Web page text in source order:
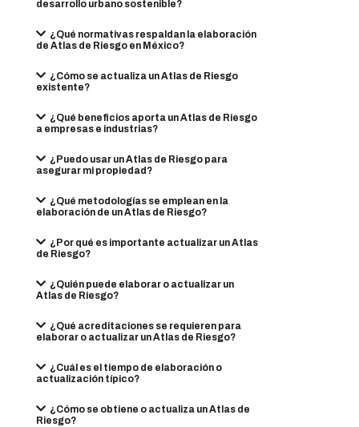
desarrollo urbano sostenible?
¿Qué normativas respaldan la elaboración
de Atlas de Riesgo en México?
¿Cómo se actualiza un Atlas de Riesgo
existente?
¿Qué beneficios aporta un Atlas de Riesgo
a empresas e industrias?
¿Puedo usar un Atlas de Riesgo para
asegurar mi propiedad?
¿Qué metodologías se emplean en la
elaboración de un Atlas de Riesgo?
¿Por qué es importante actualizar un Atlas
de Riesgo?
¿Quién puede elaborar o actualizar un
Atlas de Riesgo?
¿Qué acreditaciones se requieren para
elaborar o actualizar un Atlas de Riesgo?
¿Cuál es el tiempo de elaboración o
actualización típico?
¿Cómo se obtiene o actualiza un Atlas de
Riesgo?